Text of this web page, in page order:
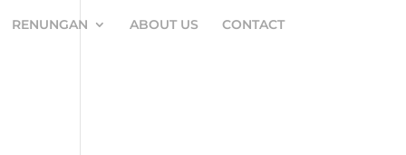
RENUNGAN ABOUT US CONTACT